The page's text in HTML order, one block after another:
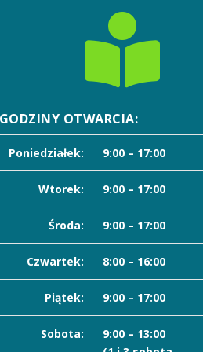

OTWARCIA:
Poniedziałek: 9:00 – 17:00
Wtorek: 9:00 – 17:00
Środa: 9:00 – 17:00
Czwartek: 8:00 – 16:00
Piątek: 9:00 – 17:00
Sobota:
9:00 – 13:00